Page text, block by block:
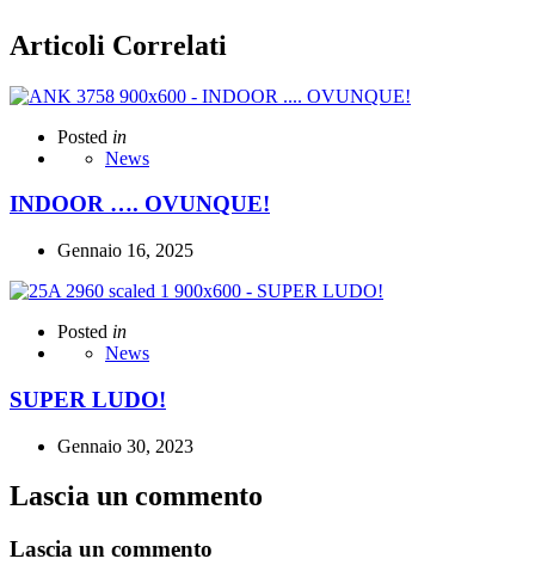
Articoli Correlati
Posted in
News
INDOOR …. OVUNQUE!
Gennaio 16, 2025
Posted in
News
SUPER LUDO!
Gennaio 30, 2023
Lascia un commento
Lascia un commento